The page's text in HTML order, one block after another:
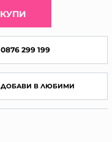
КУПИ
0876 299 199
ДОБАВИ В ЛЮБИМИ